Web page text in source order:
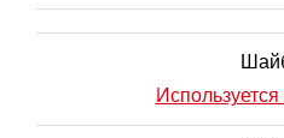
Используется